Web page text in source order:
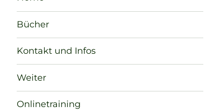
Bücher
Kontakt und Infos
Weiter
Onlinetraining